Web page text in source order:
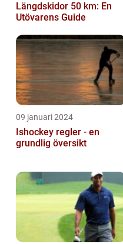
Längdskidor 50 km: En
Utövarens Guide
09 januari 2024
Ishockey regler - en
grundlig översikt